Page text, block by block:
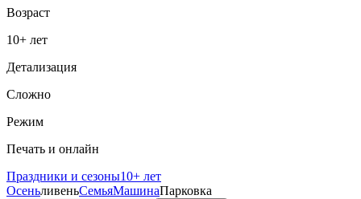
Возраст
10+ лет
Детализация
Сложно
Режим
Печать и онлайн
Праздники и сезоны10+ лет
ОсеньливеньСемьяМашинаПарковка